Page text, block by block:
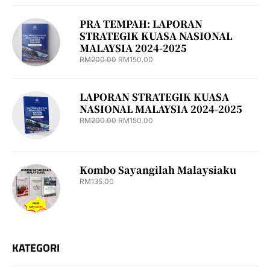
PRA TEMPAH: LAPORAN
STRATEGIK KUASA NASIONAL
MALAYSIA 2024-2025
RM200.00 RM150.00
LAPORAN STRATEGIK KUASA
NASIONAL MALAYSIA 2024-2025
RM200.00 RM150.00
Kombo Sayangilah Malaysiaku
RM135.00
KATEGORI